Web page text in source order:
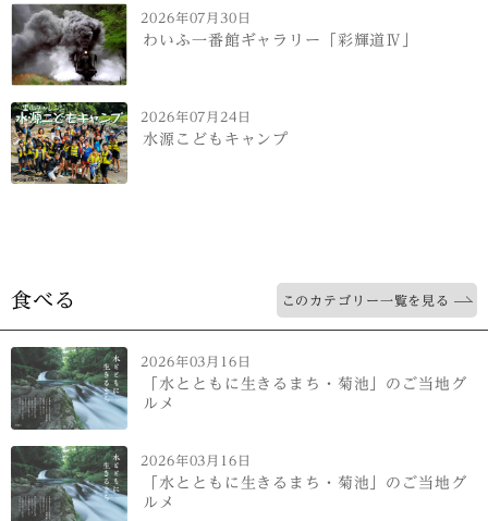
2026年07月30日
わいふ一番館ギャラリー「彩輝道Ⅳ」
2026年07月24日
水源こどもキャンプ
食べる このカテゴリー一覧を見る
2026年03月16日
「水とともに生きるまち・菊池」のご当地グ
ルメ
2026年03月16日
「水とともに生きるまち・菊池」のご当地グ
ルメ